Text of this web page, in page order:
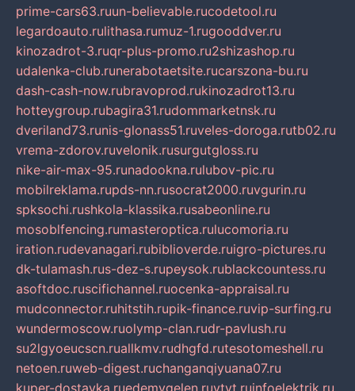
prime-cars63.ruun-believable.rucodetool.ru
legardoauto.rulithasa.rumuz-1.rugooddver.ru
kinozadrot-3.ruqr-plus-promo.ru2shizashop.ru
udalenka-club.runerabotaetsite.rucarszona-bu.ru
dash-cash-now.rubravoprod.rukinozadrot13.ru
hotteygroup.rubagira31.rudommarketnsk.ru
dveriland73.runis-glonass51.ruveles-doroga.rutb02.ru
vrema-zdorov.ruvelonik.rusurgutgloss.ru
nike-air-max-95.runadookna.rulubov-pic.ru
mobilreklama.rupds-nn.rusocrat2000.ruvgurin.ru
spksochi.rushkola-klassika.rusabeonline.ru
mosoblfencing.rumasteroptica.rulucomoria.ru
iration.rudevanagari.rubiblioverde.ruigro-pictures.ru
dk-tulamash.rus-dez-s.rupeysok.rublackcountess.ru
asoftdoc.ruscifichannel.ruocenka-appraisal.ru
mudconnector.ruhitstih.rupik-finance.ruvip-surfing.ru
wundermoscow.ruolymp-clan.rudr-pavlush.ru
su2lgyoeucscn.ruallkmv.rudhgfd.rutesotomeshell.ru
netoen.ruweb-digest.ruchanganqiyuana07.ru
kuper-dostavka.ruedemvgelen.ruytyt.ruinfoelektrik.ru